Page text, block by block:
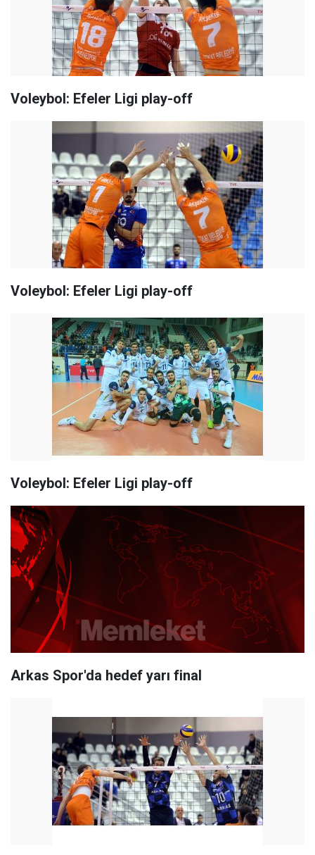
Voleybol: Efeler Ligi play-off
Voleybol: Efeler Ligi play-off
Voleybol: Efeler Ligi play-off
Arkas Spor'da hedef yarı final